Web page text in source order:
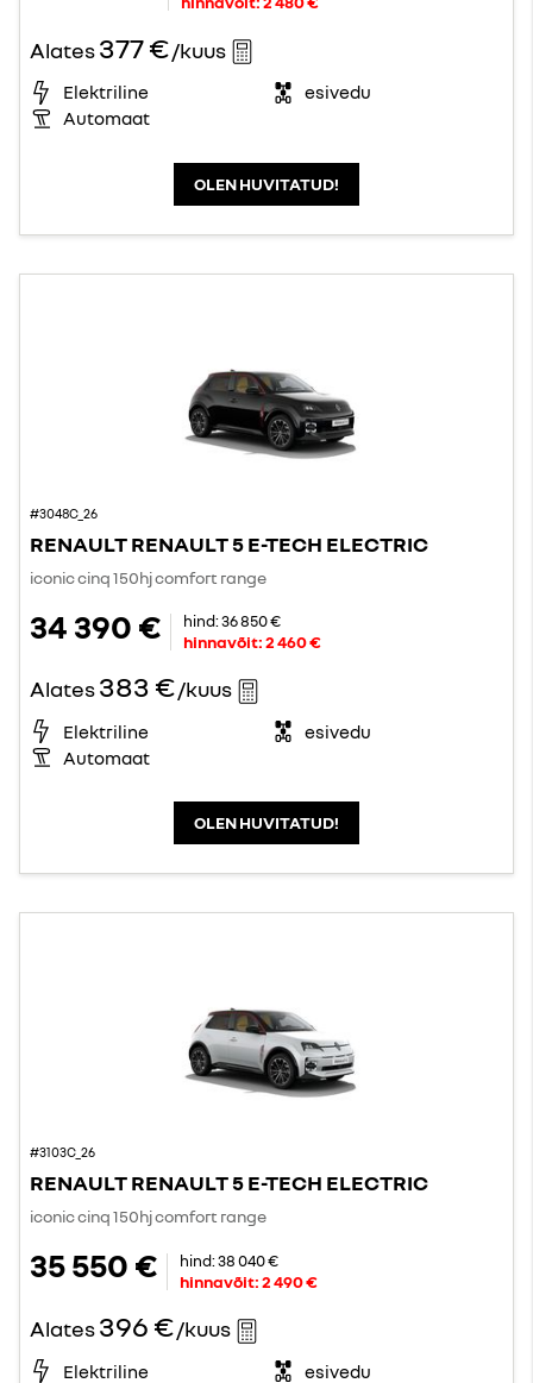
Alates377 €/kuus
Elektriline
esivedu
Automaat
OLEN HUVITATUD!
#3048C_26
RENAULT RENAULT 5 E-TECH ELECTRIC
iconic cinq 150hj comfort range
34 390 € hind:36 850 €
hinnavõit:2 460 €
Alates383 €/kuus
Elektriline
esivedu
Automaat
OLEN HUVITATUD!
#3103C_26
RENAULT RENAULT 5 E-TECH ELECTRIC
iconic cinq 150hj comfort range
35 550 € hind:38 040 €
hinnavõit:2 490 €
Alates396 €/kuus
Elektriline
esivedu